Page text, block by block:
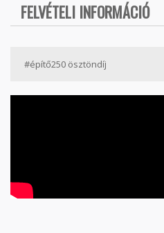
FELVÉTELI INFORMÁCIÓ
#építő250 ösztöndíj